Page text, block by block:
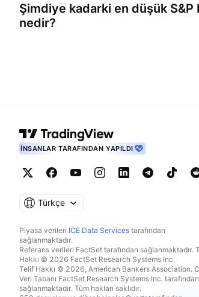
Şimdiye kadarki en düşük S&P
nedir?
İNSANLAR TARAFINDAN YAPILDI
Türkçe
Piyasa verileri ICE Data Services tarafından
sağlanmaktadır.
Referans verileri FactSet tarafından sağlanmaktadır.
Hakkı © 2026 FactSet Research Systems Inc.
Telif Hakkı © 2026, American Bankers Association.
Veri Tabanı FactSet Research Systems Inc. tarafından
sağlanmaktadır. Tüm hakları saklıdır.